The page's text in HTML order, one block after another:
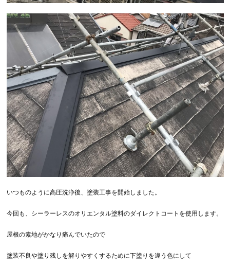
いつものように高圧洗浄後、塗装工事を開始しました。
今回も、シーラーレスのオリエンタル塗料のダイレクトコートを使用します。
屋根の素地がかなり痛んでいたので
塗装不良や塗り残しを解りやすくするために下塗りを違う色にして